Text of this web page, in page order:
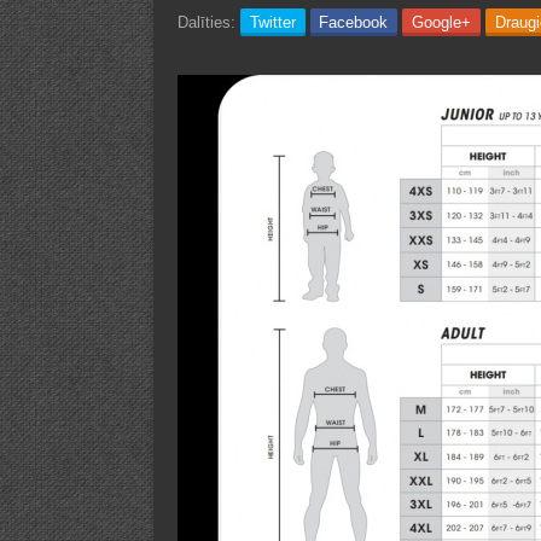
Dalīties: Twitter Facebook Google+